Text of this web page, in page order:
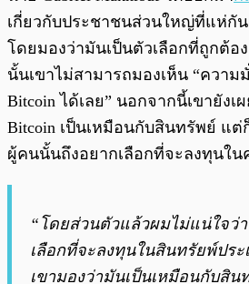
เกี่ยวกับประชาชนส่วนใหญ่ที่แห่กัน
โดยมองว่ามันเป็นตัวเลือกที่ถูกต้อ
นั้นเขาไม่สามารถมองเห็น “ความ
Bitcoin ได้เลย” นอกจากนี้เขายัง
Bitcoin เป็นเหมือนกับสินทรัพย์ แต่
ผู้คนนั้นถึงอยากเลือกที่จะลงทุนใน
“โดยส่วนตัวแล้วผมไม่แน่ใจว่
เลือกที่จะลงทุนในสินทรัยพ์ปร
เขามองว่ามันเป็นเหมือนกับสิ